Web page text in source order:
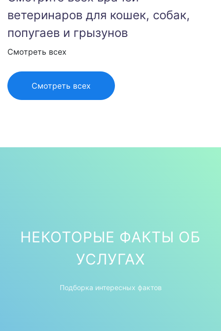
ветеринаров для кошек, собак,
попугаев и грызунов
Смотреть всех
Смотреть всех
НЕКОТОРЫЕ ФАКТЫ ОБ
УСЛУГАХ
Подборка интересных фактов